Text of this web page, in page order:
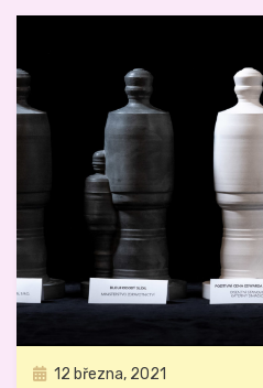
Zveřejněno
12 března, 2021